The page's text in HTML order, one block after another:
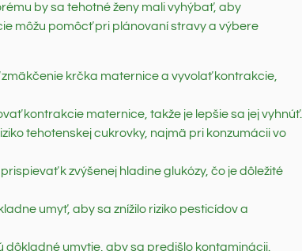
by sa tehotné ženy mali vyhýbať, aby
môžu pomôcť pri plánovaní stravy a výbere
krčka maternice a vyvolať kontrakcie,
kontrakcie maternice, takže je lepšie sa jej vyhnúť.
tehotenskej cukrovky, najmä pri konzumácii vo
k zvýšenej hladine glukózy, čo je dôležité
umyť, aby sa znížilo riziko pesticídov a
umytie, aby sa predišlo kontaminácii.